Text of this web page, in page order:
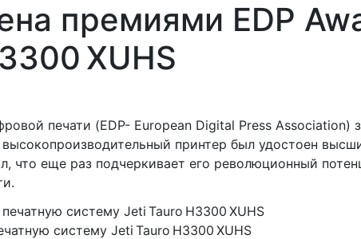
премиями EDP
XUHS
печати (EDP- European Digital Press Association)
принтер был удостоен
что еще раз подчеркивает его революционный
систему Jeti Tauro H3300 XUHS